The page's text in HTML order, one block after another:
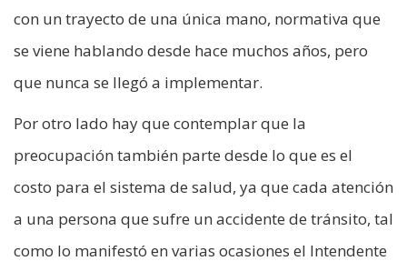
con un trayecto de una única mano, normativa que
se viene hablando desde hace muchos años, pero
que nunca se llegó a implementar.
Por otro lado hay que contemplar que la
preocupación también parte desde lo que es el
costo para el sistema de salud, ya que cada atención
a una persona que sufre un accidente de tránsito, tal
como lo manifestó en varias ocasiones el Intendente